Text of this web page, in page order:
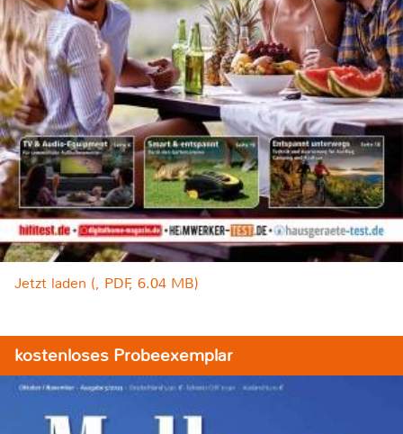
Jetzt laden (, PDF, 6.04 MB)
kostenloses Probeexemplar